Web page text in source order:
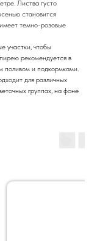
Листва густо
становится
темно-розовые
участки, чтобы
рекомендуется в
поливом и подкормками.
для различных
группах, на фоне